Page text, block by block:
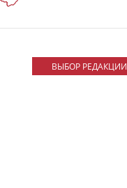
ВЫБОР РЕДАКЦИИ